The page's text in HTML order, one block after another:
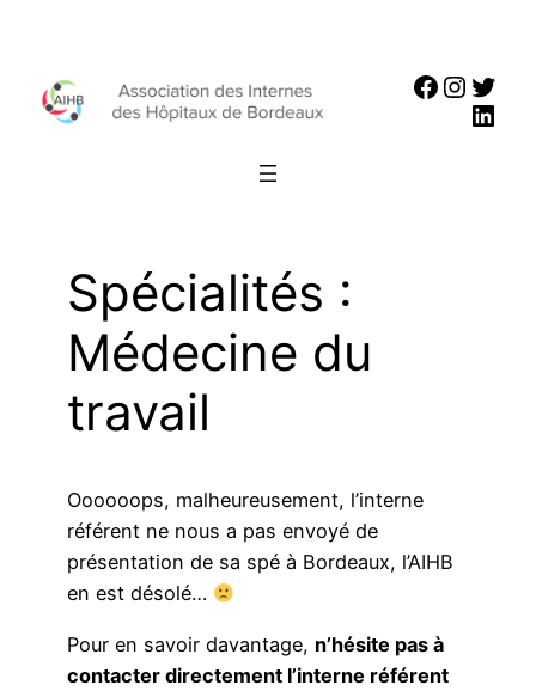
contenu
Spécialités :
Médecine du
travail
Oooooops, malheureusement, l’interne
référent ne nous a pas envoyé de
présentation de sa spé à Bordeaux, l’AIHB
en est désolé…
Pour en savoir davantage, n’hésite pas à
contacter directement l’interne référent